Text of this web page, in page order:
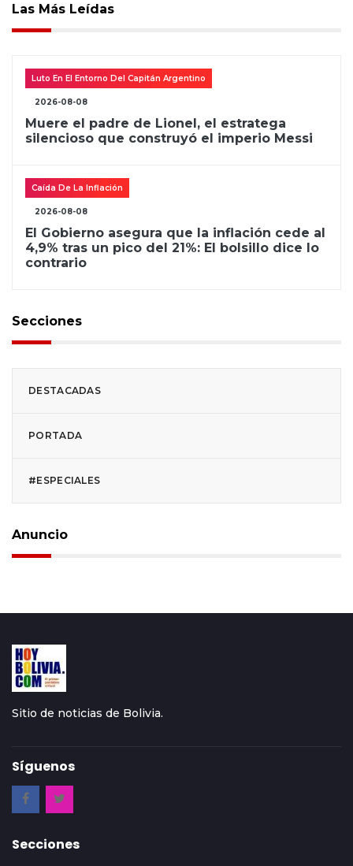
Las Más Leídas
Luto En El Entorno Del Capitán Argentino
2026-08-08
Muere el padre de Lionel, el estratega
silencioso que construyó el imperio Messi
Caída De La Inflación
2026-08-08
El Gobierno asegura que la inflación cede al
4,9% tras un pico del 21%: El bolsillo dice lo
contrario
Secciones
DESTACADAS
PORTADA
#ESPECIALES
Anuncio
Sitio de noticias de Bolivia.
Síguenos
Secciones